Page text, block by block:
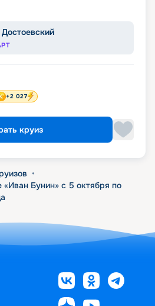
+2 027
круиз
•
«Иван Бунин» с 5 октября по